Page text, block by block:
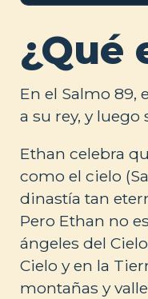
¿Qué
En el Salmo 89,
a su rey, y
Ethan celebra
como el cielo
dinastía tan
Pero Ethan no
ángeles del
Cielo y en la
montañas y